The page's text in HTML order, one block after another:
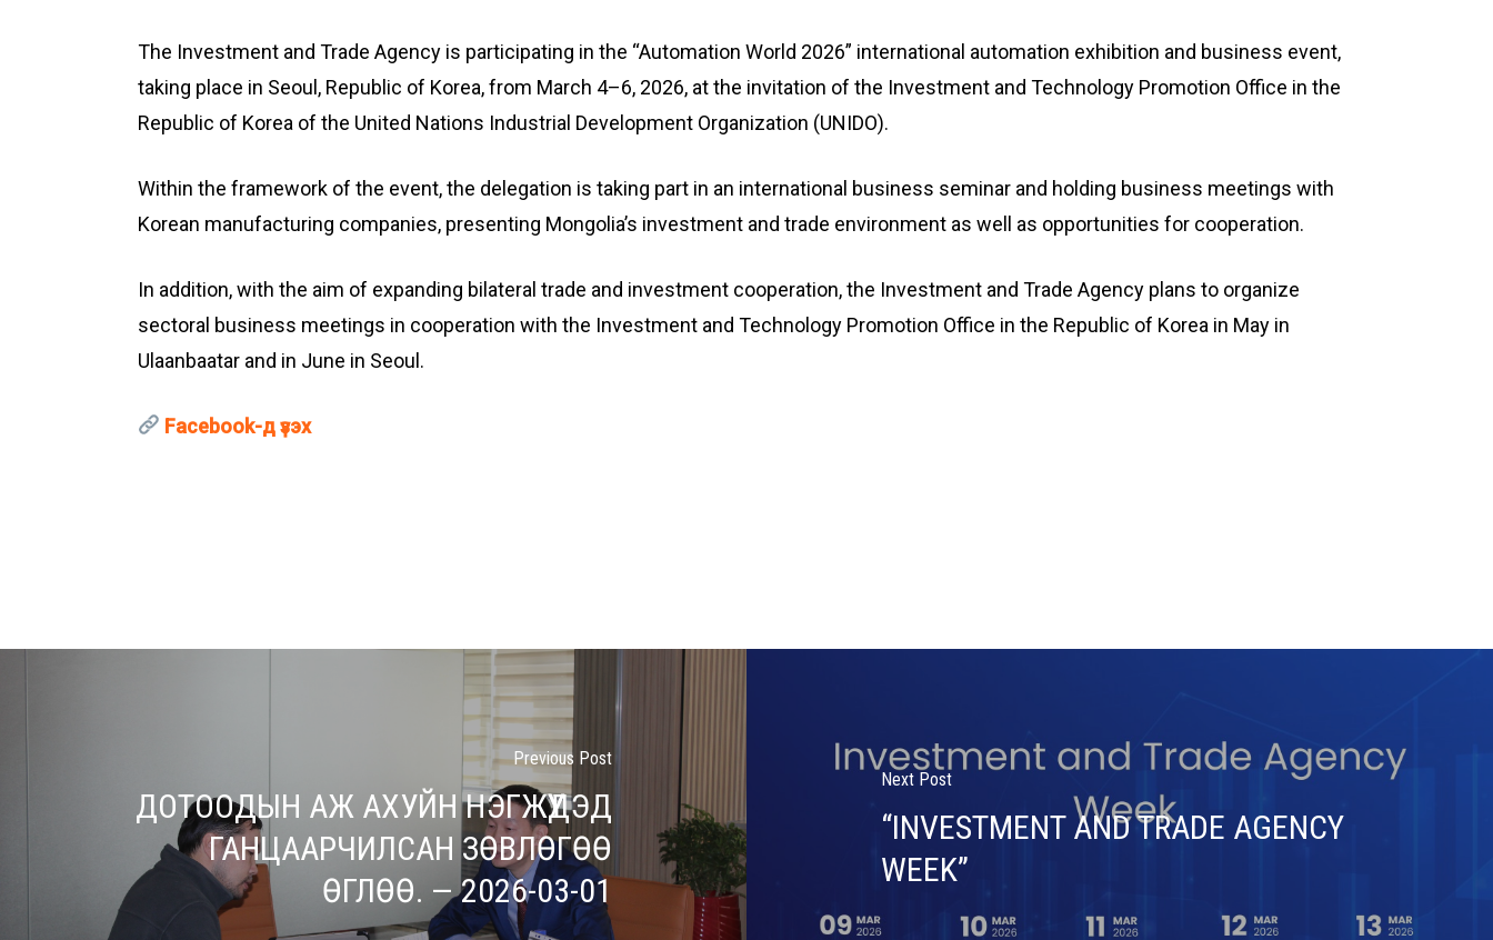
The Investment and Trade Agency is participating in the “Automation World 2026” international automation exhibition and business event,
taking place in Seoul, Republic of Korea, from March 4–6, 2026, at the invitation of the Investment and Technology Promotion Office in the
Republic of Korea of the United Nations Industrial Development Organization (UNIDO).
Within the framework of the event, the delegation is taking part in an international business seminar and holding business meetings with
Korean manufacturing companies, presenting Mongolia’s investment and trade environment as well as opportunities for cooperation.
In addition, with the aim of expanding bilateral trade and investment cooperation, the Investment and Trade Agency plans to organize
sectoral business meetings in cooperation with the Investment and Technology Promotion Office in the Republic of Korea in May in
Ulaanbaatar and in June in Seoul.
Facebook-д үзэх
Previous Post
ДОТООДЫН АЖ АХУЙН НЭГЖҮҮДЭД
ГАНЦААРЧИЛСАН ЗӨВЛӨГӨӨ
ӨГЛӨӨ. — 2026-03-01
Next Post
“INVESTMENT AND TRADE AGENCY
WEEK”